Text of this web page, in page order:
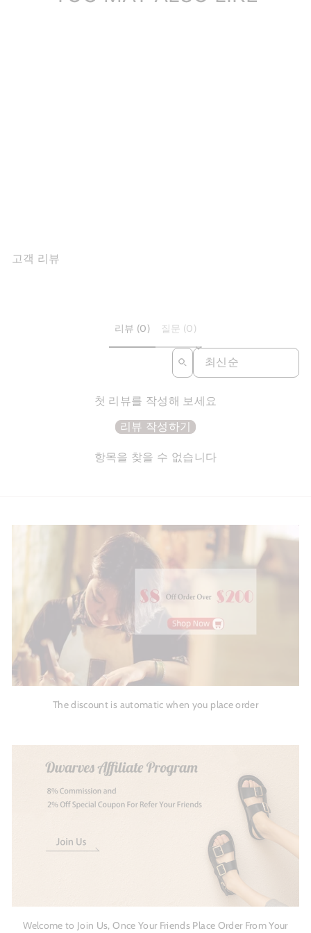
고객 리뷰
리뷰 (0) 질문 (0)
SORT REVIEWS BY
첫 리뷰를 작성해 보세요
리뷰 작성하기
항목을 찾을 수 없습니다
The discount is automatic when you place order
Welcome to Join Us, Once Your Friends Place Order From Your